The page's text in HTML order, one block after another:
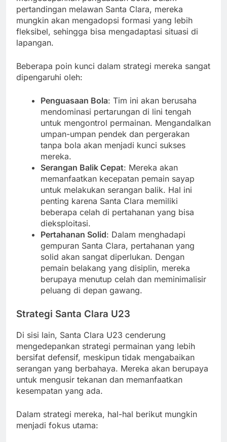
pertandingan melawan Santa Clara, mereka
mungkin akan mengadopsi formasi yang lebih
fleksibel, sehingga bisa mengadaptasi situasi di
lapangan.
Beberapa poin kunci dalam strategi mereka sangat
dipengaruhi oleh:
Penguasaan Bola: Tim ini akan berusaha
mendominasi pertarungan di lini tengah
untuk mengontrol permainan. Mengandalkan
umpan-umpan pendek dan pergerakan
tanpa bola akan menjadi kunci sukses
mereka.
Serangan Balik Cepat: Mereka akan
memanfaatkan kecepatan pemain sayap
untuk melakukan serangan balik. Hal ini
penting karena Santa Clara memiliki
beberapa celah di pertahanan yang bisa
dieksploitasi.
Pertahanan Solid: Dalam menghadapi
gempuran Santa Clara, pertahanan yang
solid akan sangat diperlukan. Dengan
pemain belakang yang disiplin, mereka
berupaya menutup celah dan meminimalisir
peluang di depan gawang.
Strategi Santa Clara U23
Di sisi lain, Santa Clara U23 cenderung
mengedepankan strategi permainan yang lebih
bersifat defensif, meskipun tidak mengabaikan
serangan yang berbahaya. Mereka akan berupaya
untuk mengusir tekanan dan memanfaatkan
kesempatan yang ada.
Dalam strategi mereka, hal-hal berikut mungkin
menjadi fokus utama: